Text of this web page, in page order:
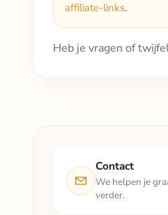
affiliate-links.
Heb je vragen of
Contact
We helpen je
verder.